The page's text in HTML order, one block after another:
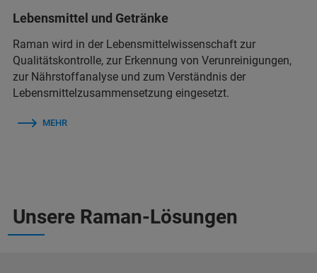
Lebensmittel und Getränke
Raman wird in der Lebensmittelwissenschaft zur
Qualitätskontrolle, zur Erkennung von Verunreinigungen,
zur Nährstoffanalyse und zum Verständnis der
Lebensmittelzusammensetzung eingesetzt.
MEHR
Unsere Raman-Lösungen